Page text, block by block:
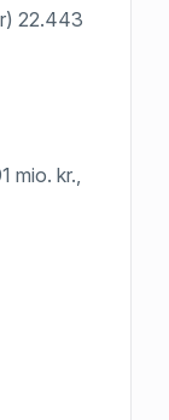
22.443
mio. kr.,